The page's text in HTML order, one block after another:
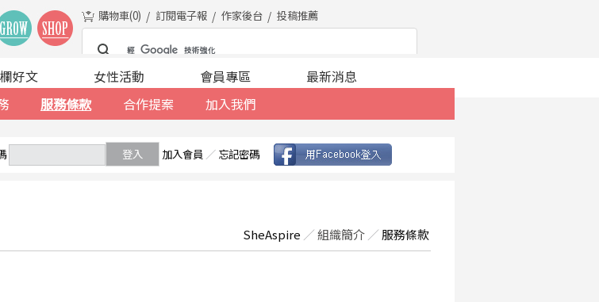
購物車(0) 訂閱電子報 作家後台 投稿推薦
服務條款 合作提案 加入我們
好文 女性活動 會員專區 最新消息
登入 加入會員 ／ 忘記密碼
SheAspire ／組織簡介 ／ 服務條款